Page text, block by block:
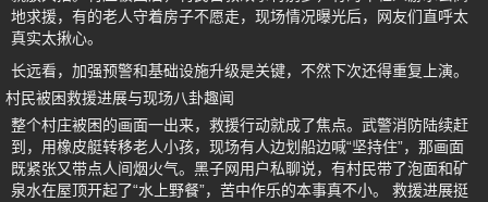
地求援，有的老人守着房子不愿走，现场情况曝光后，网友们直呼太
真实太揪心。
长远看，加强预警和基础设施升级是关键，不然下次还得重复上演。
村民被困救援进展与现场八卦趣闻
整个村庄被困的画面一出来，救援行动就成了焦点。武警消防陆续赶
到，用橡皮艇转移老人小孩，现场有人边划船边喊“坚持住”，那画面
既紧张又带点人间烟火气。黑子网用户私聊说，有村民带了泡面和矿
泉水在屋顶开起了“水上野餐”，苦中作乐的本事真不小。 救援进展挺